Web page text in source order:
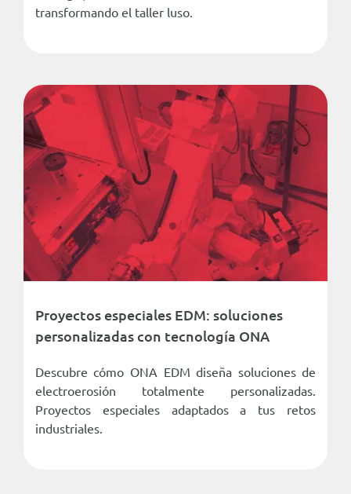
transformando el taller luso.
Proyectos especiales EDM: soluciones
personalizadas con tecnología ONA
Descubre cómo ONA EDM diseña soluciones de
electroerosión totalmente personalizadas.
Proyectos especiales adaptados a tus retos
industriales.